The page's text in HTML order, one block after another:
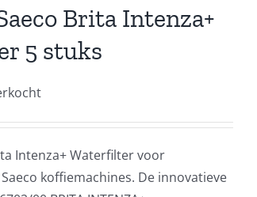
Brita Intenza+
5 stuks
Intenza+ Waterfilter voor
koffiemachines. De innovatieve